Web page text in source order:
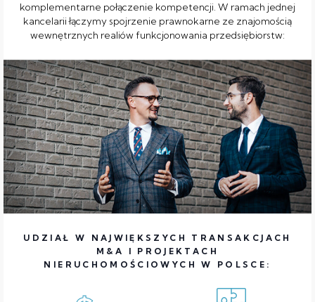
komplementarne połączenie kompetencji. W ramach jednej
kancelarii łączymy spojrzenie prawnokarne ze znajomością
wewnętrznych realiów funkcjonowania przedsiębiorstw:
UDZIAŁ W NAJWIĘKSZYCH TRANSAKCJACH
M&A I PROJEKTACH
NIERUCHOMOŚCIOWYCH W POLSCE: